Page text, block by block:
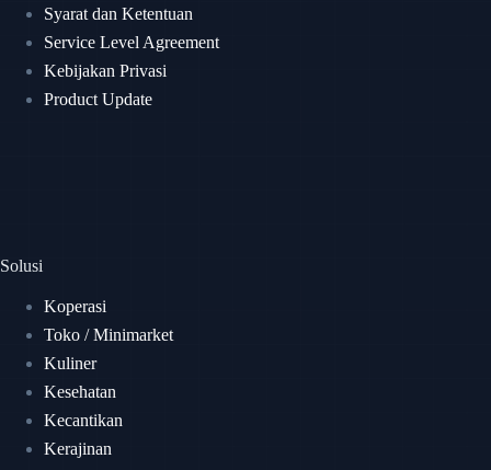
Syarat dan Ketentuan
Service Level Agreement
Kebijakan Privasi
Product Update
Solusi
Koperasi
Toko / Minimarket
Kuliner
Kesehatan
Kecantikan
Kerajinan